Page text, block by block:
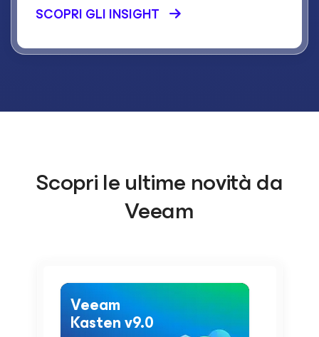
SCOPRI GLI INSIGHT
Scopri le ultime novità da
Veeam
Veeam
Kasten v9.0